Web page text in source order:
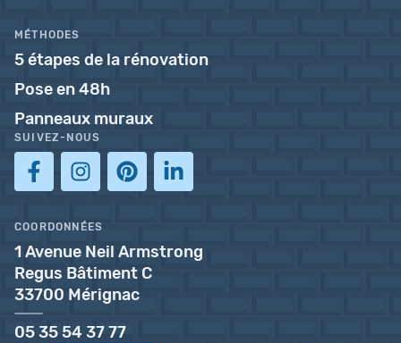
MÉTHODES
5 étapes de la rénovation
Pose en 48h
Panneaux muraux
SUIVEZ-NOUS
COORDONNÉES
1 Avenue Neil Armstrong
Regus Bâtiment C
33700 Mérignac
05 35 54 37 77